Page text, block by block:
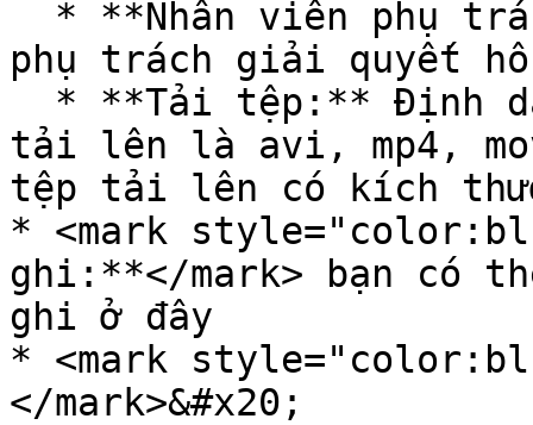
phụ trách giải quyết
tải lên là avi, mp4,
tệp tải lên có kích
* <mark
ghi:**</mark> bạn có
ghi ở đây
* <mark
</mark>&#x20;